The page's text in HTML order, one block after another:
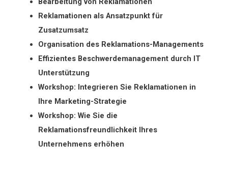
Reklamationen als Ansatzpunkt für
Zusatzumsatz
Organisation des Reklamations-Managements
Effizientes Beschwerdemanagement durch IT
Unterstützung
Workshop: Integrieren Sie Reklamationen in
Ihre Marketing-Strategie
Workshop: Wie Sie die
Reklamationsfreundlichkeit Ihres
Unternehmens erhöhen